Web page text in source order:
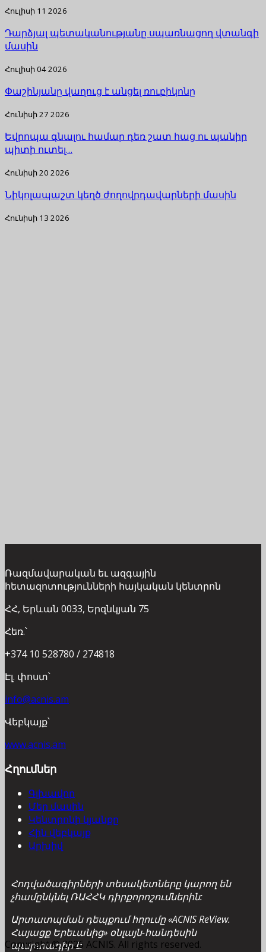
Հուլիսի 11 2026
Դարձյալ պետականությանը սպառնացող վտանգի
մասին
Հուլիսի 04 2026
Փաշինյանը վաղուց է անցել ռուբիկոնը
Հունիսի 27 2026
Եվրոպա գնալու համար դեռ շատ հաց ու պանիր
պիտի ուտել…
Հունիսի 20 2026
Նիկոլապաշտ կեղծ ժողովրդավարների մասին
Հունիսի 13 2026
Ռազմավարական եւ ազգային
հետազոտությունների հայկական կենտրոն
ՀՀ, Երևան 0033, Երզնկյան 75
Հեռ.՝
+374 10 528780 / 274818
Էլ. փոստ՝
info@acnis.am
Վեբկայք՝
www.acnis.am
Հղումներ
Գլխավոր
Մեր մասին
Կենտրոնի կյանքը
Հին վեբկայք
Արխիվ
Հոդվածագիրների տեսակետները կարող են
չհամընկնել ՌԱՀՀԿ դիրքորոշումներին:
Արտատպման դեպքում հղումը «ACNIS ReView.
Հայացք Երեւանից» օնլայն-հանդեսին
պարտադիր է:
Copyright © 2026 ACNIS. All rights reserved.